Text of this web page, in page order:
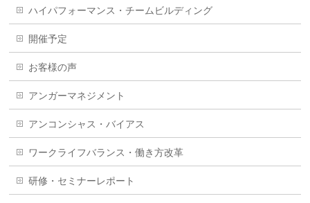
ハイパフォーマンス・チームビルディング
開催予定
お客様の声
アンガーマネジメント
アンコンシャス・バイアス
ワークライフバランス・働き方改革
研修・セミナーレポート